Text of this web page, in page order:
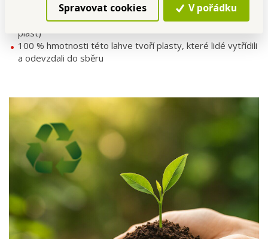
Spravovat cookies V pořádku
GoEco ZE 100% RECYKLÁTU (vytříděný a omytý
plast)
100 % hmotnosti této lahve tvoří plasty, které lidé vytřídili
a odevzdali do sběru